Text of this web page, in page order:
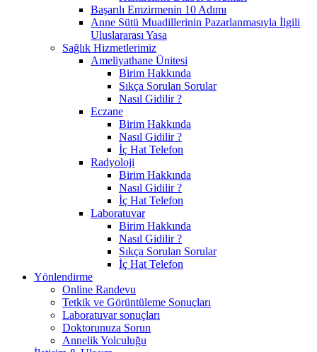
Başarılı Emzirmenin 10 Adımı
Anne Sütü Muadillerinin Pazarlanmasıyla İlgili
Uluslararası Yasa
Sağlık Hizmetlerimiz
Ameliyathane Ünitesi
Birim Hakkında
Sıkça Sorulan Sorular
Nasıl Gidilir ?
Eczane
Birim Hakkında
Nasıl Gidilir ?
İç Hat Telefon
Radyoloji
Birim Hakkında
Nasıl Gidilir ?
İç Hat Telefon
Laboratuvar
Birim Hakkında
Nasıl Gidilir ?
Sıkça Sorulan Sorular
İç Hat Telefon
Yönlendirme
Online Randevu
Tetkik ve Görüntüleme Sonuçları
Laboratuvar sonuçları
Doktorunuza Sorun
Annelik Yolculuğu